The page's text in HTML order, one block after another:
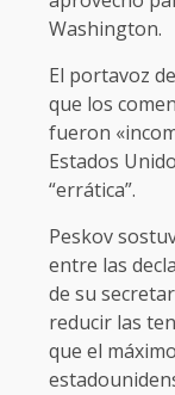
Washington.
El portavoz
que los
fueron
Estados
“errática”.
Peskov
entre las
de su
reducir las
que el